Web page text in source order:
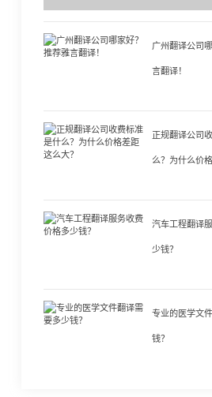
广州翻译公司
言翻译！
正规翻译公司
么？为什么价
汽车工程翻译
少钱？
专业的医学文
钱？